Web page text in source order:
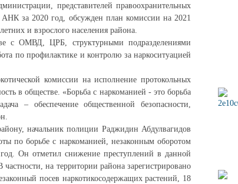
представителей правоохранительных
за 2020 год, обсужден план комиссии на 2021
и взрослого населения района.
с ОМВД, ЦРБ, структурными подразделениями
по профилактике и контролю за наркоситуацией
комиссии на исполнение протокольных
в обществе. «Борьба с наркоманией - это борьба
– обеспечение общественной безопасности,
начальник полиции Раджидин Абдулвагидов
по борьбе с наркоманией, незаконным оборотом
Он отметил снижение преступлений в данной
на территории района зарегистрировано
посев наркотикосодержащих растений, 18